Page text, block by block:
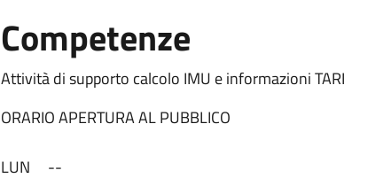
Competenze
Attività di supporto calcolo IMU e informazioni TARI
ORARIO APERTURA AL PUBBLICO
LUN --